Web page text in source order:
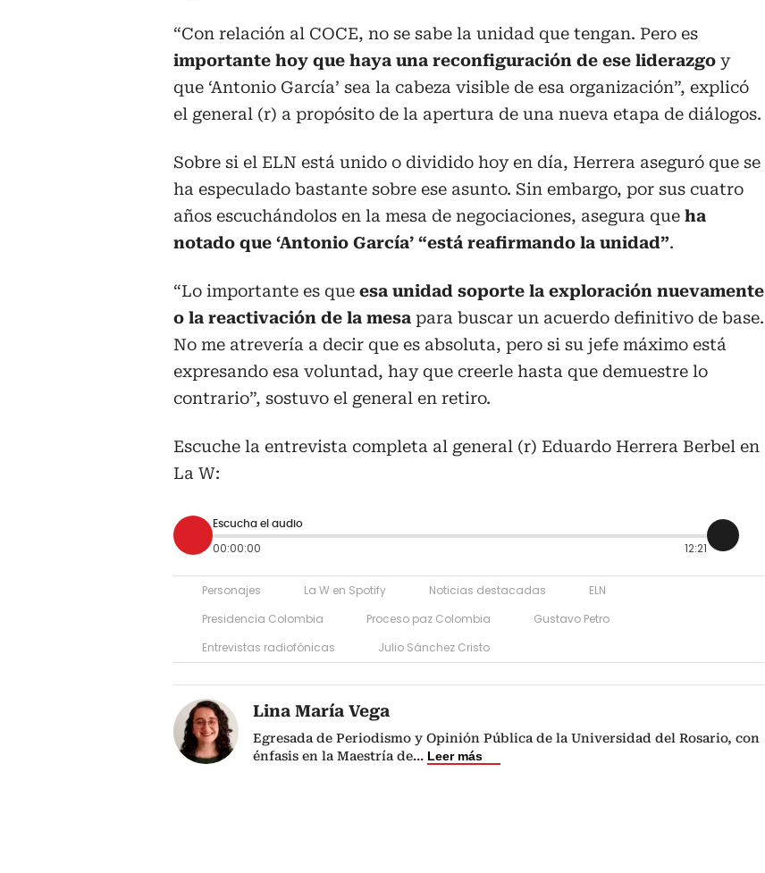
“Con relación al COCE, no se sabe la unidad que tengan. Pero es
importante hoy que haya una reconfiguración de ese liderazgo y
que ‘Antonio García’ sea la cabeza visible de esa organización”, explicó
el general (r) a propósito de la apertura de una nueva etapa de diálogos.
Sobre si el ELN está unido o dividido hoy en día, Herrera aseguró que se
ha especulado bastante sobre ese asunto. Sin embargo, por sus cuatro
años escuchándolos en la mesa de negociaciones, asegura que ha
notado que ‘Antonio García’ “está reafirmando la unidad”.
“Lo importante es que esa unidad soporte la exploración nuevamente
o la reactivación de la mesa para buscar un acuerdo definitivo de base.
No me atrevería a decir que es absoluta, pero si su jefe máximo está
expresando esa voluntad, hay que creerle hasta que demuestre lo
contrario”, sostuvo el general en retiro.
Escuche la entrevista completa al general (r) Eduardo Herrera Berbel en
La W:
Escucha el audio
00:00:00 12:21
Personajes La W en Spotify Noticias destacadas
ELN
Presidencia Colombia
Proceso paz Colombia
Gustavo Petro
Entrevistas radiofónicas
Julio Sánchez Cristo
Lina María Vega
Egresada de Periodismo y Opinión Pública de la Universidad del Rosario, con
énfasis en la Maestría de... Leer más